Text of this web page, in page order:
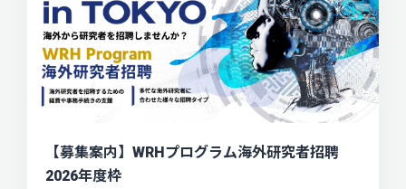
【募集案内】WRHプログラム海外研究者招聘
2026年度枠